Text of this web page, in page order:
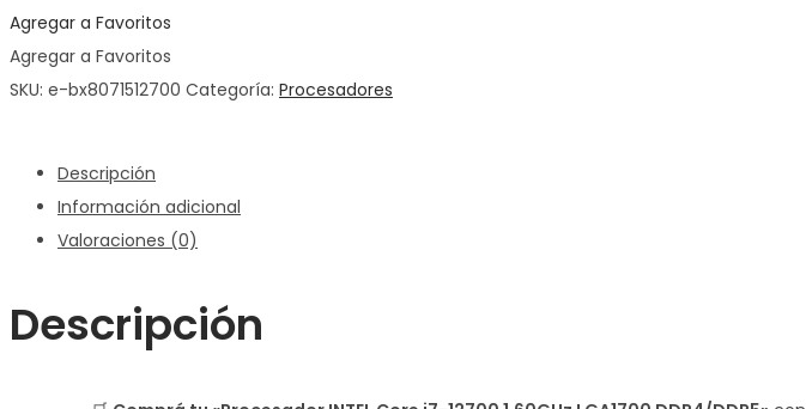
Agregar a Favoritos
Agregar a Favoritos
SKU: e-bx8071512700 Categoría: Procesadores
Descripción
Información adicional
Valoraciones (0)
Descripción